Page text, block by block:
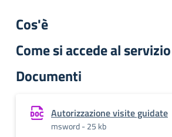
Cos'è
Come si accede al servizio
Documenti
Autorizzazione visite guidate
msword - 25 kb